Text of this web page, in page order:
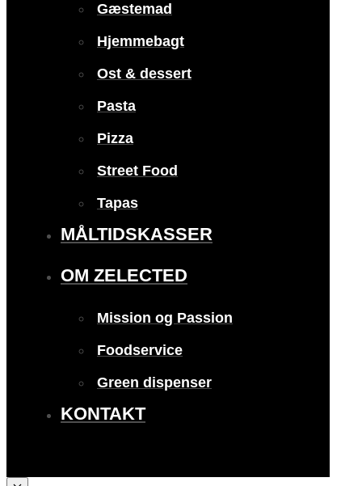
Gæstemad
Hjemmebagt
Ost & dessert
Pasta
Pizza
Street Food
Tapas
MÅLTIDSKASSER
OM ZELECTED
Mission og Passion
Foodservice
Green dispenser
KONTAKT